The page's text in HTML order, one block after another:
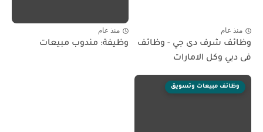
منذ عام
وظائف شرف دى جي - وظائف
فى دبي وكل الامارات
منذ عام
وظيفة: مندوب مبيعات
وظائف مبيعات وتسويق